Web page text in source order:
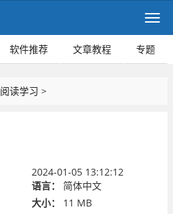
软件推荐 文章教程 专题
阅读学习 >
2024-01-05 13:12:12
语言：
简体中文
大小：
11 MB